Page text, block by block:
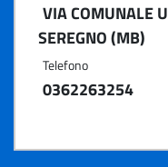
VIA COMUNALE
SEREGNO (MB)
Telefono
0362263254